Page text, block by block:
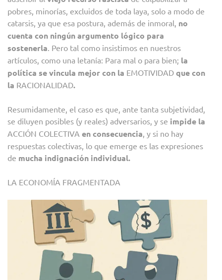
pobres, minorías, excluidos de toda laya, solo a modo de
catarsis, ya que esa postura, además de inmoral, no
cuenta con ningún argumento lógico para
sostenerla. Pero tal como insistimos en nuestros
artículos, como una letanía: Para mal o para bien; la
política se vincula mejor con la EMOTIVIDAD que con
la RACIONALIDAD.
Resumidamente, el caso es que, ante tanta subjetividad,
se diluyen posibles (y reales) adversarios, y se impide la
ACCIÓN COLECTIVA en consecuencia, y si no hay
respuestas colectivas, lo que emerge es las expresiones
de mucha indignación individual.
LA ECONOMÍA FRAGMENTADA